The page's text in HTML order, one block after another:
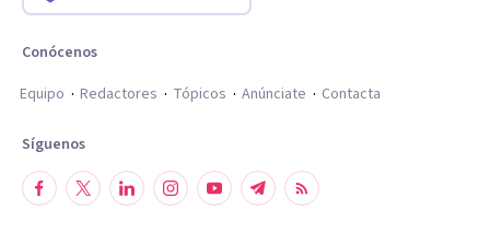
Conócenos
Equipo
Redactores Tópicos Anúnciate Contacta
Síguenos